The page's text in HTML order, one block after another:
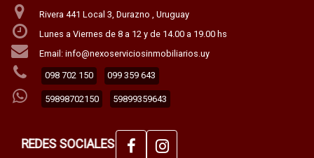
Rivera 441 Local 3, Durazno , Uruguay
Lunes a Viernes de 8 a 12 y de 14.00 a 19.00 hs
Email: info@nexoserviciosinmobiliarios.uy
098 702 150 099 359 643
59898702150 59899359643
REDES SOCIALES